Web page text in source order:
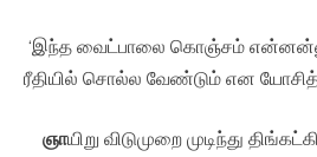
‘இந்த வைட்பாலை கொஞ்சம்
ரீதியில் சொல்ல வேண்டும் என
ஞாயிறு விடுமுறை முடிந்து